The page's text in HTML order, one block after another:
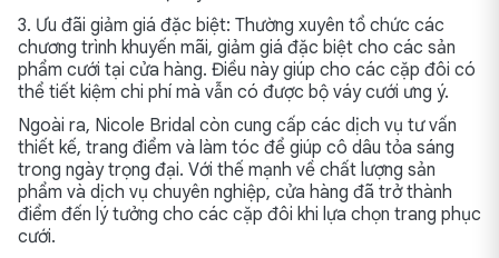
3. Ưu đãi giảm giá đặc biệt: Thường xuyên tổ chức các
chương trình khuyến mãi, giảm giá đặc biệt cho các sản
phẩm cưới tại cửa hàng. Điều này giúp cho các cặp đôi có
thể tiết kiệm chi phí mà vẫn có được bộ váy cưới ưng ý.
Ngoài ra, Nicole Bridal còn cung cấp các dịch vụ tư vấn
thiết kế, trang điểm và làm tóc để giúp cô dâu tỏa sáng
trong ngày trọng đại. Với thế mạnh về chất lượng sản
phẩm và dịch vụ chuyên nghiệp, cửa hàng đã trở thành
điểm đến lý tưởng cho các cặp đôi khi lựa chọn trang phục
cưới.